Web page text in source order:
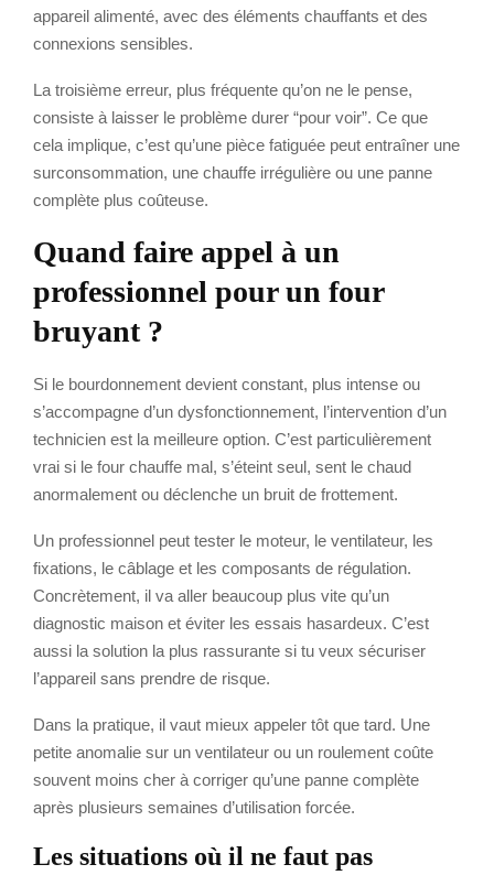
appareil alimenté, avec des éléments chauffants et des
connexions sensibles.
La troisième erreur, plus fréquente qu’on ne le pense,
consiste à laisser le problème durer “pour voir”. Ce que
cela implique, c’est qu’une pièce fatiguée peut entraîner une
surconsommation, une chauffe irrégulière ou une panne
complète plus coûteuse.
Quand faire appel à un
professionnel pour un four
bruyant ?
Si le bourdonnement devient constant, plus intense ou
s’accompagne d’un dysfonctionnement, l’intervention d’un
technicien est la meilleure option. C’est particulièrement
vrai si le four chauffe mal, s’éteint seul, sent le chaud
anormalement ou déclenche un bruit de frottement.
Un professionnel peut tester le moteur, le ventilateur, les
fixations, le câblage et les composants de régulation.
Concrètement, il va aller beaucoup plus vite qu’un
diagnostic maison et éviter les essais hasardeux. C’est
aussi la solution la plus rassurante si tu veux sécuriser
l’appareil sans prendre de risque.
Dans la pratique, il vaut mieux appeler tôt que tard. Une
petite anomalie sur un ventilateur ou un roulement coûte
souvent moins cher à corriger qu’une panne complète
après plusieurs semaines d’utilisation forcée.
Les situations où il ne faut pas